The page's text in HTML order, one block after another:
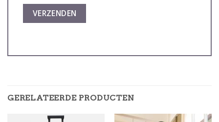
GERELATEERDE PRODUCTEN